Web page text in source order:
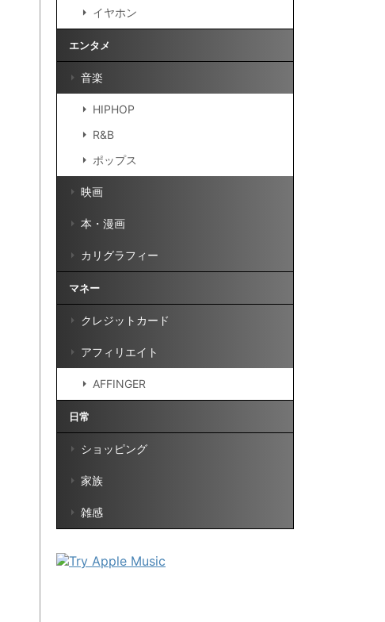
イヤホン
エンタメ
音楽
HIPHOP
R&B
ポップス
映画
本・漫画
カリグラフィー
マネー
クレジットカード
アフィリエイト
AFFINGER
日常
ショッピング
家族
雑感